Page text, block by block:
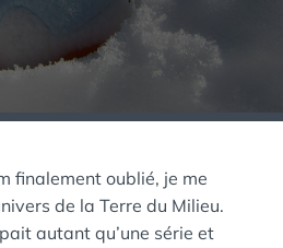
A
К
Р
В
Ы
B
L
N
S
finalement oublié, je me
de la Terre du Milieu.
autant qu’une série et